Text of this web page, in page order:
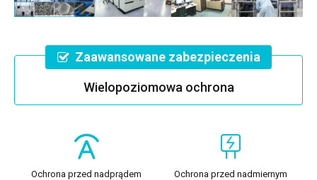
Zaawansowane zabezpieczenia
Wielopoziomowa ochrona
Ochrona przed nadprądem
Ochrona przed nadmiernym